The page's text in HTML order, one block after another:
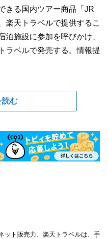
きる国内ツアー商品「JR
楽天トラベルで提供するこ
泊施設に参加を呼びかけ、
ラベルで発売する。情報提
読む
ット販売力、楽天トラベルは、手